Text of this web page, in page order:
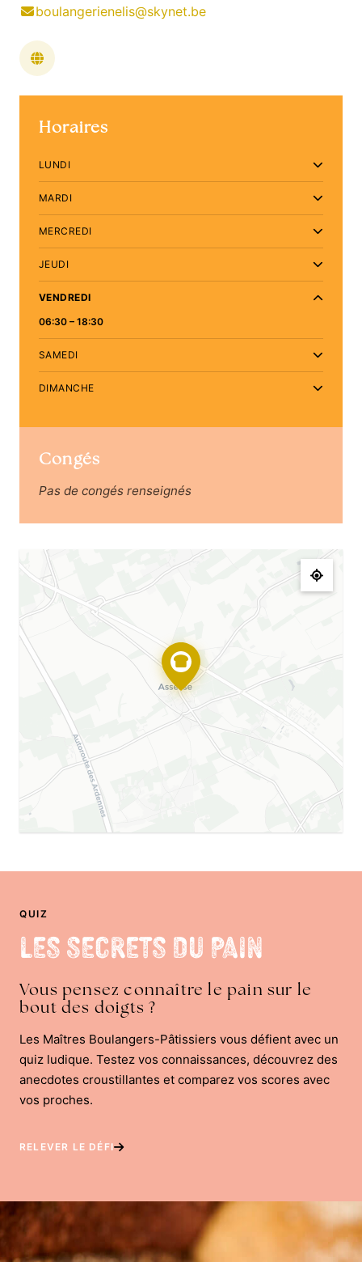
boulangerienelis@skynet.be
Horaires
LUNDI
MARDI
MERCREDI
JEUDI
VENDREDI
06:30 – 18:30
SAMEDI
DIMANCHE
Congés
Pas de congés renseignés
QUIZ
Les Secrets du Pain
Vous pensez connaître le pain sur le
bout des doigts ?
Les Maîtres Boulangers-Pâtissiers vous défient avec un
quiz ludique. Testez vos connaissances, découvrez des
anecdotes croustillantes et comparez vos scores avec
vos proches.
RELEVER LE DÉFI